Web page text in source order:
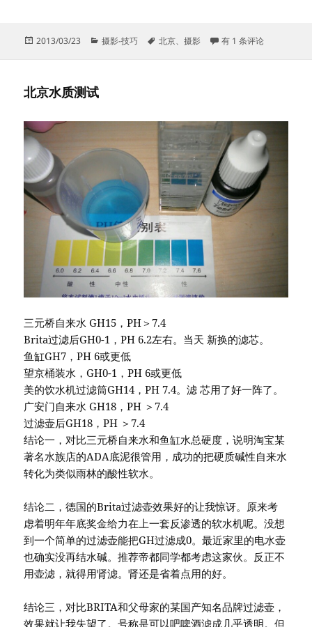
发
2013/03/23
分
摄影-技巧
标
北京、摄影 三月雪
有 1 条评论
北京水质测试
三元桥自来水 GH15，PH＞7.4
Brita过滤后GH0-1，PH 6.2左右。当天 新换的滤芯。
鱼缸GH7，PH 6或更低
望京桶装水，GH0-1，PH 6或更低
美的饮水机过滤筒GH14，PH 7.4。滤 芯用了好一阵了。
广安门自来水 GH18，PH ＞7.4
过滤壶后GH18，PH ＞7.4
结论一，对比三元桥自来水和鱼缸水总硬度，说明淘宝某
著名水族店的ADA底泥很管用，成功的把硬质碱性自来水
转化为类似雨林的酸性软水。
结论二，德国的Brita过滤壶效果好的让我惊讶。原来考
虑着明年年底奖金给力在上一套反渗透的软水机呢。没想
到一个简单的过滤壶能把GH过滤成0。最近家里的电水壶
也确实没再结水碱。推荐帝都同学都考虑这家伙。反正不
用壶滤，就得用肾滤。肾还是省着点用的好。
结论三，对比BRITA和父母家的某国产知名品牌过滤壶，
效果就让我失望了。号称是可以吧啤酒滤成几乎透明。但